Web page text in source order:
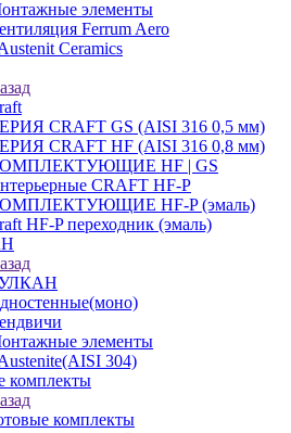
элементы
Ferrum Aero
Ceramics
CRAFT GS (AISI 316 0,5 мм)
CRAFT HF (AISI 316 0,8 мм)
HF | GS
CRAFT HF-P
HF-P (эмаль)
HF-P переходник (эмаль)
элементы
304)
комплекты
комплекты